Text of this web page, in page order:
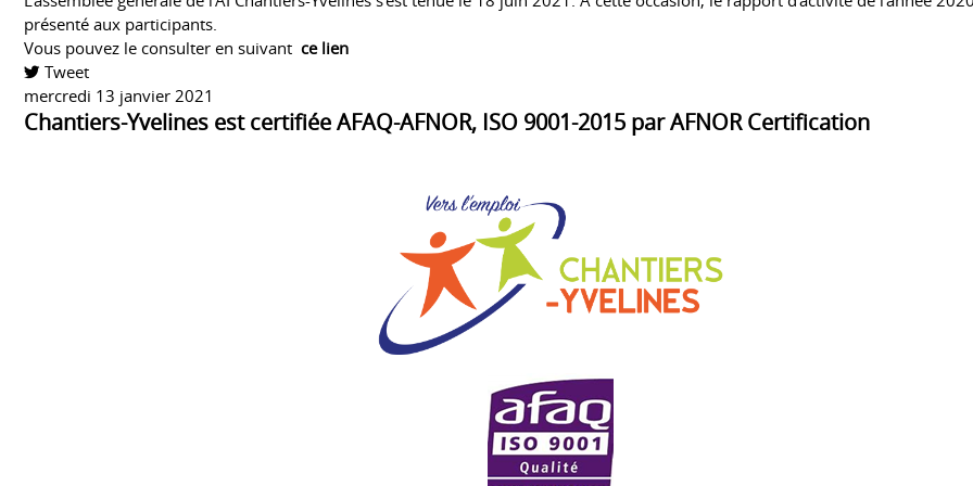
présenté aux participants.
Vous pouvez le consulter en suivantce lien
Tweet
pinterest
mercredi 13 janvier 2021
Chantiers-Yvelines est certifiée AFAQ-AFNOR, ISO 9001-2015 par AFNOR Certification